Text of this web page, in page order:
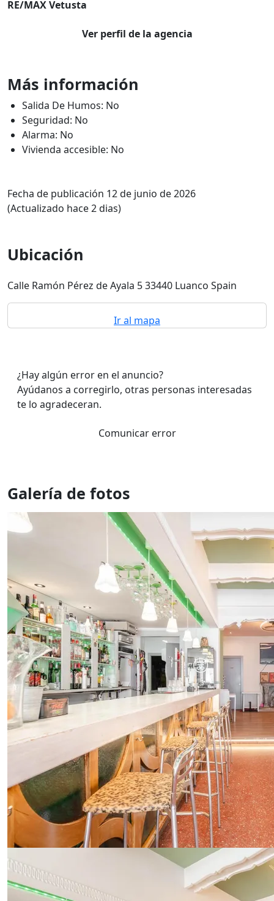
RE/MAX Vetusta
Ver perfil de la agencia
Más información
Salida De Humos: No
Seguridad: No
Alarma: No
Vivienda accesible: No
Fecha de publicación 12 de junio de 2026
(Actualizado hace 2 dias)
Ubicación
Calle Ramón Pérez de Ayala 5 33440 Luanco Spain
Ir al mapa
¿Hay algún error en el anuncio?
Ayúdanos a corregirlo, otras personas interesadas
te lo agradeceran.
Comunicar error
Galería de fotos